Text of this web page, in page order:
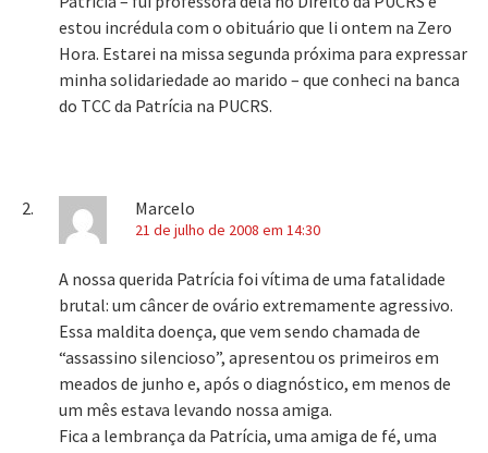
estou incrédula com o obituário que li ontem na Zero
Hora. Estarei na missa segunda próxima para expressar
minha solidariedade ao marido – que conheci na banca
do TCC da Patrícia na PUCRS.
Marcelo
21 de julho de 2008 em 14:30
A nossa querida Patrícia foi vítima de uma fatalidade
brutal: um câncer de ovário extremamente agressivo.
Essa maldita doença, que vem sendo chamada de
“assassino silencioso”, apresentou os primeiros em
meados de junho e, após o diagnóstico, em menos de
um mês estava levando nossa amiga.
Fica a lembrança da Patrícia, uma amiga de fé, uma